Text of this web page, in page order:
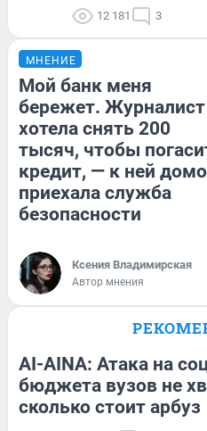
12 181 3
МНЕНИЕ
Мой банк меня
бережет. Журналист
хотела снять 200
тысяч, чтобы
кредит, — к ней
приехала служба
безопасности
Ксения Владимирская
Автор мнения
AI-AINA: Атака на
бюджета вузов не
сколько стоит арбуз